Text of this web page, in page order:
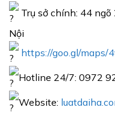
Trụ sở chính: 44 ngõ
Nội
https://goo.gl/maps/
Hotline 24/7: 0972
Website: